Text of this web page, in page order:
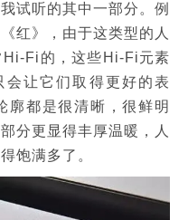
试听的其中一部分。例
红》，由于这类型的人
Hi-Fi的，这些Hi-Fi元素
让它们取得更好的表
廓都是很清晰，很鲜明
分更显得丰厚温暖，人
饱满多了。